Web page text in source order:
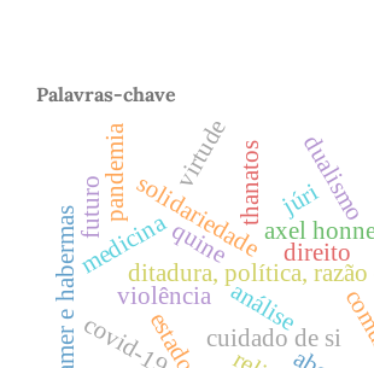
Palavras-chave
cuidado de si
violência
ditadura, política, razão
axel
solidariedade
estado
medicina
dualismo
thanatos
gadamer e habermasfuturopandemia
covid-19
análise
quine direito
virtude
júri